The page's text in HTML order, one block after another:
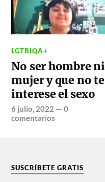
LGTBIQA+
No ser hombre ni
mujer y que no te
interese el sexo
6 julio, 2022 —0
comentarios
SUSCRÍBETE GRATIS